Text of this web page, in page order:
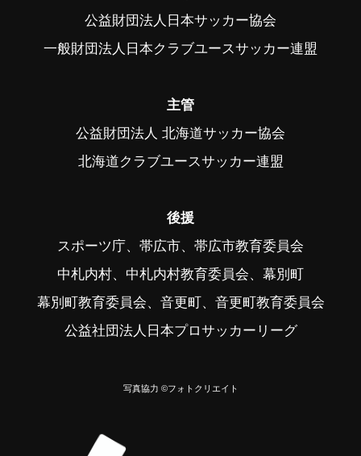
公益財団法人日本サッカー協会
一般財団法人日本クラブユースサッカー連盟
主管
公益財団法人 北海道サッカー協会
北海道クラブユースサッカー連盟
後援
スポーツ庁、帯広市、帯広市教育委員会
中札内村、中札内村教育委員会、幕別町
幕別町教育委員会、音更町、音更町教育委員会
公益社団法人日本プロサッカーリーグ
写真協力 ©フォトクリエイト